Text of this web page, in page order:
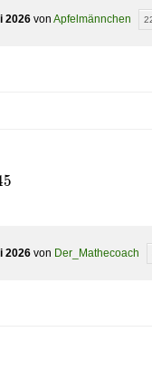
2026 von Apfelmännchen
5
2026 von Der_Mathecoach